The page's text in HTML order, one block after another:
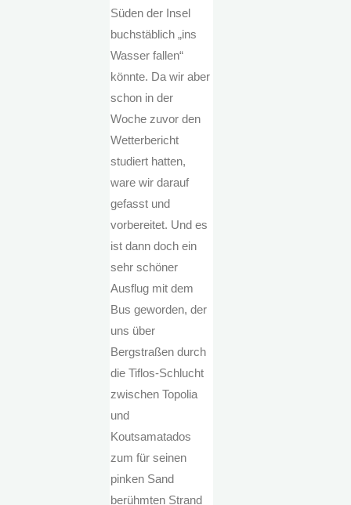
Süden der Insel
buchstäblich „ins
Wasser fallen“
könnte. Da wir aber
schon in der
Woche zuvor den
Wetterbericht
studiert hatten,
ware wir darauf
gefasst und
vorbereitet. Und es
ist dann doch ein
sehr schöner
Ausflug mit dem
Bus geworden, der
uns über
Bergstraßen durch
die Tiflos-Schlucht
zwischen Topolia
und
Koutsamatados
zum für seinen
pinken Sand
berühmten Strand